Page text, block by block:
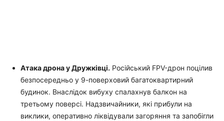
Атака дрона у Дружківці. Російський FPV-дрон поцілив
безпосередньо у 9-поверховий багатоквартирний
будинок. Внаслідок вибуху спалахнув балкон на
третьому поверсі. Надзвичайники, які прибули на
виклики, оперативно ліквідували загоряння та запобігли